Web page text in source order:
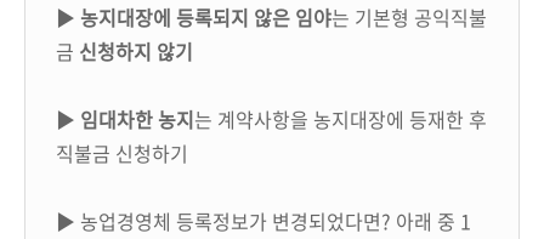
▶ 농지대장에 등록되지 않은 임야는 기본형 공익직불
금 신청하지 않기
▶ 임대차한 농지는 계약사항을 농지대장에 등재한 후
직불금 신청하기
▶ 농업경영체 등록정보가 변경되었다면? 아래 중 1